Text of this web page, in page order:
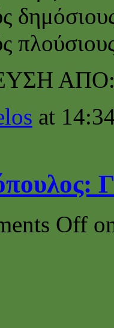
at
Off